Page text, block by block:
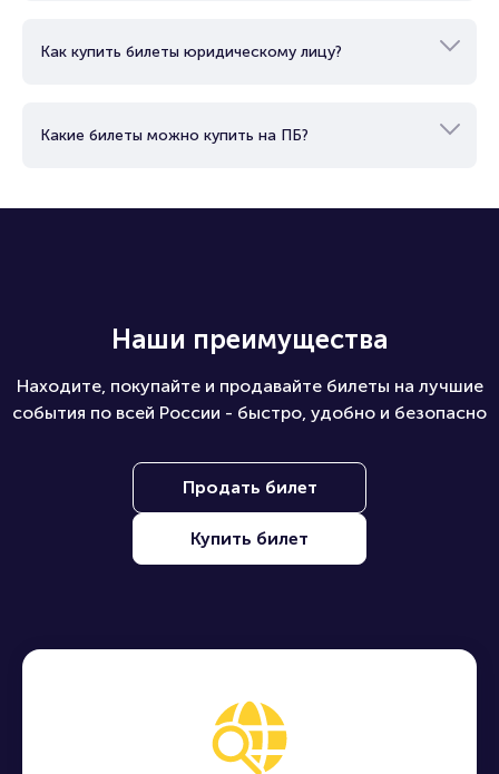
Как купить билеты юридическому лицу?
Какие билеты можно купить на ПБ?
Наши преимущества
Находите, покупайте и продавайте билеты на лучшие
события по всей России - быстро, удобно и безопасно
Продать билет
Купить билет